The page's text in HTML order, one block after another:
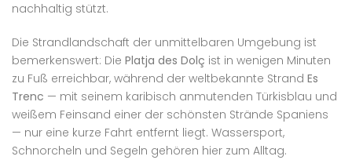
nachhaltig stützt.
Die Strandlandschaft der unmittelbaren Umgebung ist
bemerkenswert: Die Platja des Dolç ist in wenigen Minuten
zu Fuß erreichbar, während der weltbekannte Strand Es
Trenc — mit seinem karibisch anmutenden Türkisblau und
weißem Feinsand einer der schönsten Strände Spaniens
— nur eine kurze Fahrt entfernt liegt. Wassersport,
Schnorcheln und Segeln gehören hier zum Alltag.